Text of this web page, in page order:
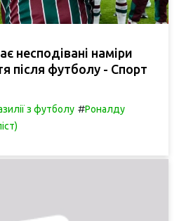
несподівані наміри
після футболу - Спорт
з футболу #Роналду